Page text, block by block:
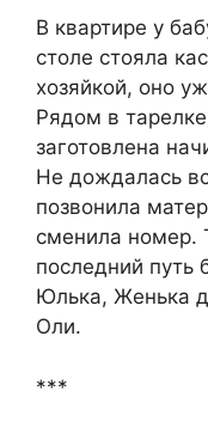
В квартире у
столе стояла
хозяйкой, оно
Рядом в
заготовлена
Не дождалась
позвонила
сменила номер.
последний путь
Юлька, Женька
Оли.
***